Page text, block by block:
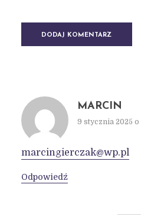
MARCIN
9 stycznia 2025 o
marcingierczak@wp.pl
Odpowiedź